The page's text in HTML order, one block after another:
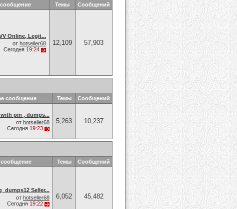
Темы Сообщений
Online, Legit...
от hotseller68
Сегодня 19:24
12,109 57,903
сообщение Темы Сообщений
pin , dumps...
от hotseller68
Сегодня 19:23
5,263 10,237
Темы Сообщений
Seller...
от hotseller68
Сегодня 19:22
6,052 45,482